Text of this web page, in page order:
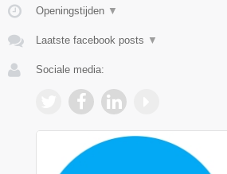
Openingstijden ▼
Laatste facebook posts ▼
Sociale media: